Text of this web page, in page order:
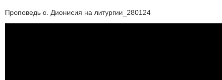
Проповедь о. Дионисия на литургии_280124